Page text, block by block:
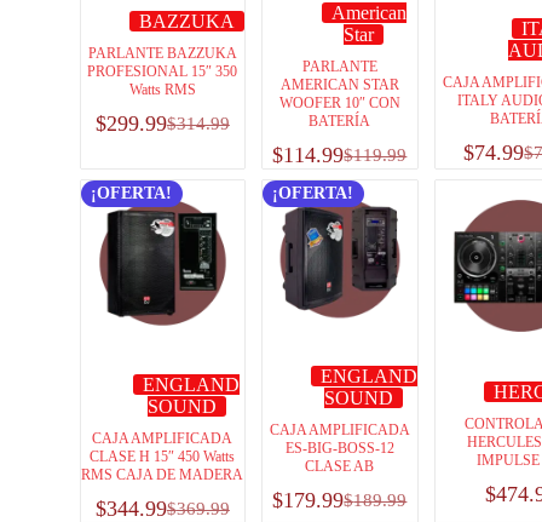
BAZZUKA
PARLANTE BAZZUKA
PROFESIONAL 15″ 350
Watts RMS
$314.99
$299.99
American
Star
PARLANTE
AMERICAN STAR
WOOFER 10″ CON
BATERÍA
$119.99
$114.99
CAJA
ITALY
$
$74.99
¡OFERTA!
ENGLAND
SOUND
CAJA AMPLIFICADA
CLASE H 15″ 450 Watts
RMS CAJA DE MADERA
$369.99
$344.99
¡OFERTA!
ENGLAND
SOUND
CAJA AMPLIFICADA
ES-BIG-BOSS-12
CLASE AB
$189.99
$179.99
IMPULSE
$